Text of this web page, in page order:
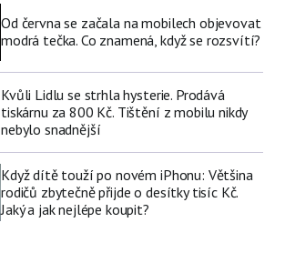
Od června se začala na mobilech objevovat
modrá tečka. Co znamená, když se rozsvítí?
Kvůli Lidlu se strhla hysterie. Prodává
tiskárnu za 800 Kč. Tištění z mobilu nikdy
nebylo snadnější
Když dítě touží po novém iPhonu: Většina
rodičů zbytečně přijde o desítky tisíc Kč.
Jaký a jak nejlépe koupit?